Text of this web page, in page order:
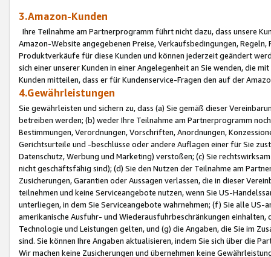
3.Amazon-Kunden
Ihre Teilnahme am Partnerprogramm führt nicht dazu, dass unsere
Amazon-Website angegebenen Preise, Verkaufsbedingungen,
Produktverkäufe für diese Kunden und können jederzeit geändert
sich einer unserer Kunden in einer Angelegenheit an Sie wenden, die
Kunden mitteilen, dass er für Kundenservice-Fragen den auf der
4.Gewährleistungen
Sie gewährleisten und sichern zu, dass (a) Sie gemäß dieser
betreiben werden; (b) weder Ihre Teilnahme am Partnerprogramm
Bestimmungen, Verordnungen, Vorschriften, Anordnungen,
Gerichtsurteile und -beschlüsse oder andere Auflagen einer für Sie
Datenschutz, Werbung und Marketing) verstoßen; (c) Sie
nicht geschäftsfähig sind); (d) Sie den Nutzen der Teilnahme am
Zusicherungen, Garantien oder Aussagen verlassen, die in dieser
teilnehmen und keine Serviceangebote nutzen, wenn Sie US-
unterliegen, in dem Sie Serviceangebote wahrnehmen; (f) Sie alle
amerikanische Ausfuhr- und Wiederausfuhrbeschränkungen
Technologie und Leistungen gelten, und (g) die Angaben, die Sie im
sind. Sie können Ihre Angaben aktualisieren, indem Sie sich über die
Wir machen keine Zusicherungen und übernehmen keine